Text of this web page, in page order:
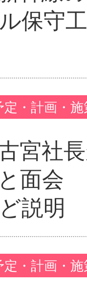
保守
定・計画・
宮社
面会
説明
定・計画・